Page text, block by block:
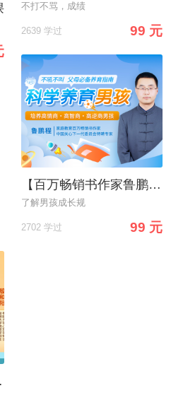
不打不骂，成绩
2639 学过 99 元
【百万畅销书作家鲁鹏程】教你不吼不叫，科学养育男孩
了解男孩成长规
2702 学过 99 元
松的孩子